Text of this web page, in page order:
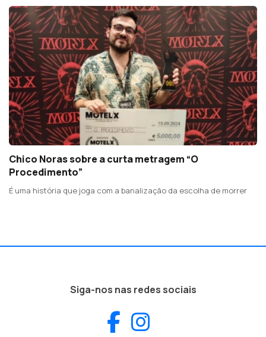
Chico Noras sobre a curta metragem “O
Procedimento”
É uma história que joga com a banalização da escolha de morrer
Siga-nos nas redes sociais
Facebook